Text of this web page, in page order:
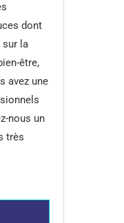
dont
sur la
être,
avez une
nous un
très